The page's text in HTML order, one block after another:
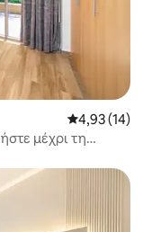
Μέση
4,93 (14)
μέχρι τη